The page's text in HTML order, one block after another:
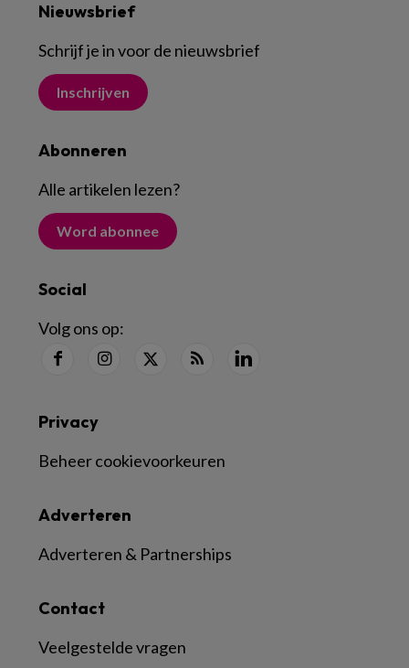
Nieuwsbrief
Schrijf je in voor de nieuwsbrief
Inschrijven
Abonneren
Alle artikelen lezen?
Word abonnee
Social
Volg ons op:
Contact
Veelgestelde vragen
Adverteren
Adverteren & Partnerships
Privacy
Beheer cookievoorkeuren